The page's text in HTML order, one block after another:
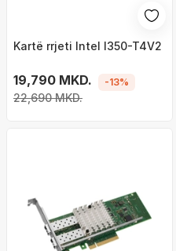
Kartë rrjeti Intel I350-T4V2
19,790 MKD.
22,690 MKD.
-13%